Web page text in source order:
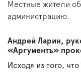
Местные жители
администрацию.
Андрей Ларин,
«Аргументъ»
Исходя из того,